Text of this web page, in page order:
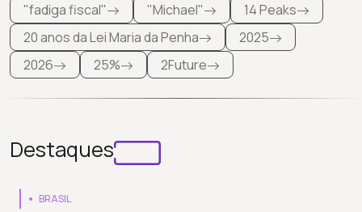
"fadiga fiscal" "Michael"
14 Peaks
20 anos da Lei Maria da Penha
2025
2026
25% 2Future
Destaques
BRASIL